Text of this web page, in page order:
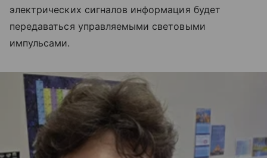
электрических сигналов информация будет
передаваться управляемыми световыми
импульсами.